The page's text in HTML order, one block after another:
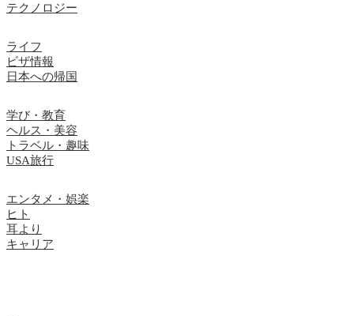
テクノロジー
ライフ
ビザ情報
日本への帰国
学び・教育
ヘルス・美容
トラベル・趣味
USA旅行
エンタメ・娯楽
ヒト
耳より
キャリア